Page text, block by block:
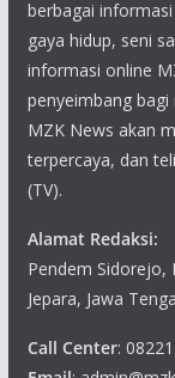
berbagai
gaya hidup, seni
informasi online
penyeimbang bagi
MZK News akan
terpercaya, dan
(TV).
Alamat Redaksi:
Pendem Sidorejo,
Jepara, Jawa
Call Center: